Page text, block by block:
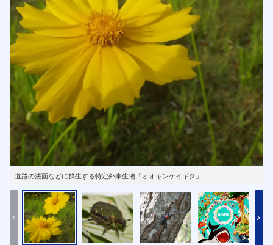
道路の法面などに群生する特定外来生物「オオキンケイギク」